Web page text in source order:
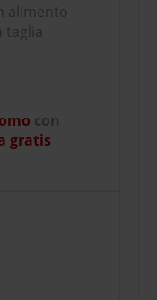
alimento
taglia
con
gratis